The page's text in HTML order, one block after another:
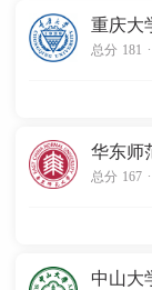
重庆大
总分 181 .
华东师
总分 167 .
中山大